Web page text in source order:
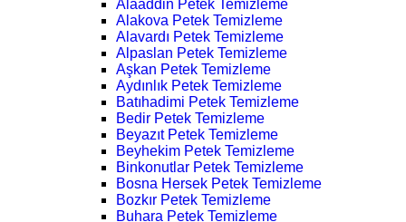
Alaaddin Petek Temizleme
Alakova Petek Temizleme
Alavardı Petek Temizleme
Alpaslan Petek Temizleme
Aşkan Petek Temizleme
Aydınlık Petek Temizleme
Batıhadimi Petek Temizleme
Bedir Petek Temizleme
Beyazıt Petek Temizleme
Beyhekim Petek Temizleme
Binkonutlar Petek Temizleme
Bosna Hersek Petek Temizleme
Bozkır Petek Temizleme
Buhara Petek Temizleme